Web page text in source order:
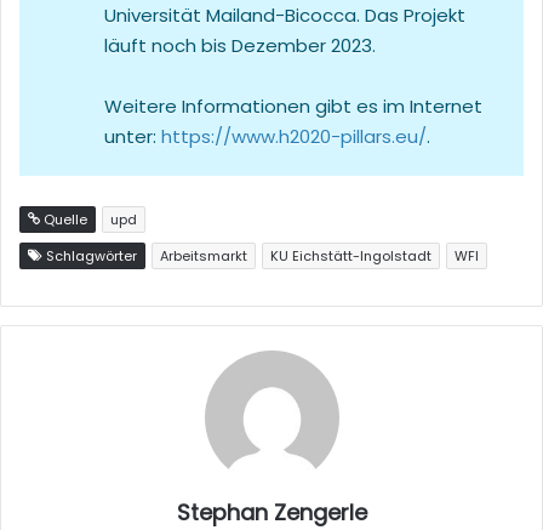
Universität Mailand-Bicocca. Das Projekt
läuft noch bis Dezember 2023.
Weitere Informationen gibt es im Internet
unter: https://www.h2020-pillars.eu/.
Quelle
upd
Schlagwörter
Arbeitsmarkt KU Eichstätt-Ingolstadt WFI
Stephan Zengerle